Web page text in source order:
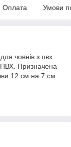
Оплата Умови
човнів з пвх
ПВХ. Призначена
12 см на 7 см